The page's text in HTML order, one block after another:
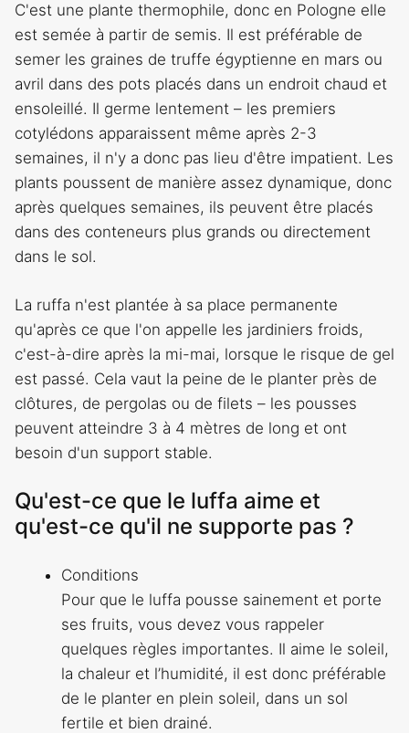
C'est une plante thermophile, donc en Pologne elle
est semée à partir de semis. Il est préférable de
semer les graines de truffe égyptienne en mars ou
avril dans des pots placés dans un endroit chaud et
ensoleillé. Il germe lentement – les premiers
cotylédons apparaissent même après 2-3
semaines, il n'y a donc pas lieu d'être impatient. Les
plants poussent de manière assez dynamique, donc
après quelques semaines, ils peuvent être placés
dans des conteneurs plus grands ou directement
dans le sol.
La ruffa n'est plantée à sa place permanente
qu'après ce que l'on appelle les jardiniers froids,
c'est-à-dire après la mi-mai, lorsque le risque de gel
est passé. Cela vaut la peine de le planter près de
clôtures, de pergolas ou de filets – les pousses
peuvent atteindre 3 à 4 mètres de long et ont
besoin d'un support stable.
Qu'est-ce que le luffa aime et
qu'est-ce qu'il ne supporte pas ?
Conditions
Pour que le luffa pousse sainement et porte
ses fruits, vous devez vous rappeler
quelques règles importantes. Il aime le soleil,
la chaleur et l’humidité, il est donc préférable
de le planter en plein soleil, dans un sol
fertile et bien drainé.